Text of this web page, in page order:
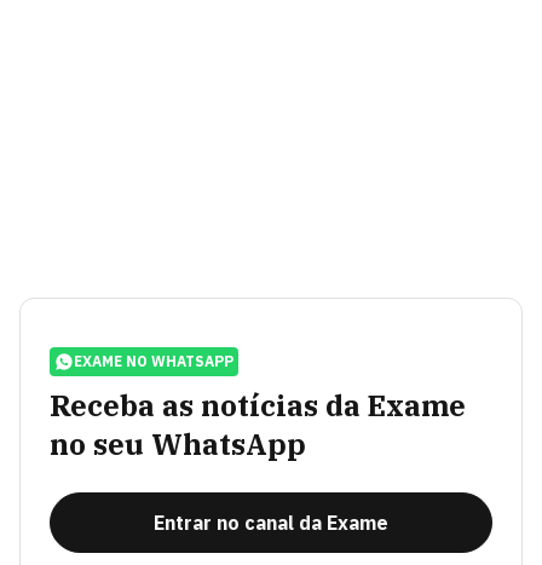
EXAME NO WHATSAPP
Receba as notícias da Exame
no seu WhatsApp
Entrar no canal da Exame